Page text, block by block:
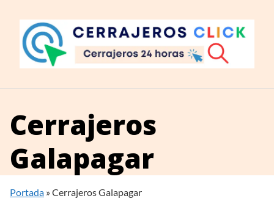
contenido
Cerrajeros
Galapagar
Portada »Cerrajeros Galapagar